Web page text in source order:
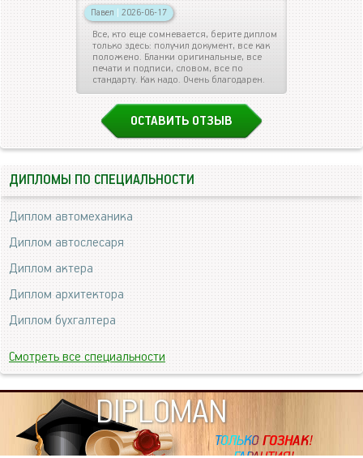
Павел | 2026-06-17
Все, кто еще сомневается, берите диплом
только здесь: получил документ, все как
положено. Бланки оригинальные, все
печати и подписи, словом, все по
стандарту. Как надо. Очень благодарен.
ОСТАВИТЬ ОТЗЫВ
ДИПЛОМЫ ПО СПЕЦИАЛЬНОСТИ
Диплом автомеханика
Диплом автослесаря
Диплом актера
Диплом архитектора
Диплом бухгалтера
Смотреть все специальности
DIPLOMAN